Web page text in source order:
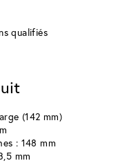
qualifiés
(142 mm)
: 148 mm
mm